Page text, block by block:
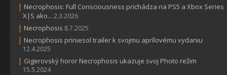
| Necrophosis: Full Consciousness prichádza na PS5 a Xbox Series
X|S ako... 2.3.2026
| Necrophosis 8.7.2025
| Necrophosis priniesol trailer k svojmu aprílovému vydaniu
12.4.2025
| Gigerovský horor Necrophosis ukazuje svoj Photo režim
15.5.2024